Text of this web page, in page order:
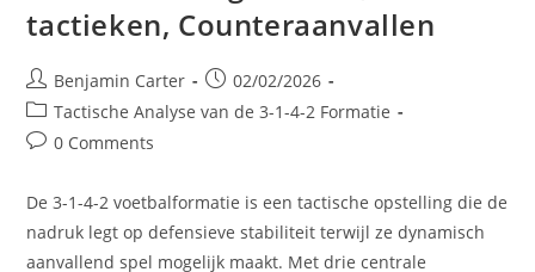
tactieken, Counteraanvallen
Post
author:
Benjamin Carter
Post
published:
02/02/2026
Post
category:
Tactische Analyse van de 3-1-4-2 Formatie
Post0 Comments
De 3-1-4-2 voetbalformatie is een tactische opstelling die de
nadruk legt op defensieve stabiliteit terwijl ze dynamisch
aanvallend spel mogelijk maakt. Met drie centrale